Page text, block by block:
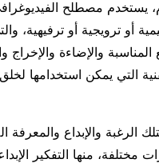
يستخدم مصطلح
أو ترويجية أو ترفيهية،
والإضاءة والإخراج
التي يمكن استخدامها
والإبداع والمعرفة
منها التفكير